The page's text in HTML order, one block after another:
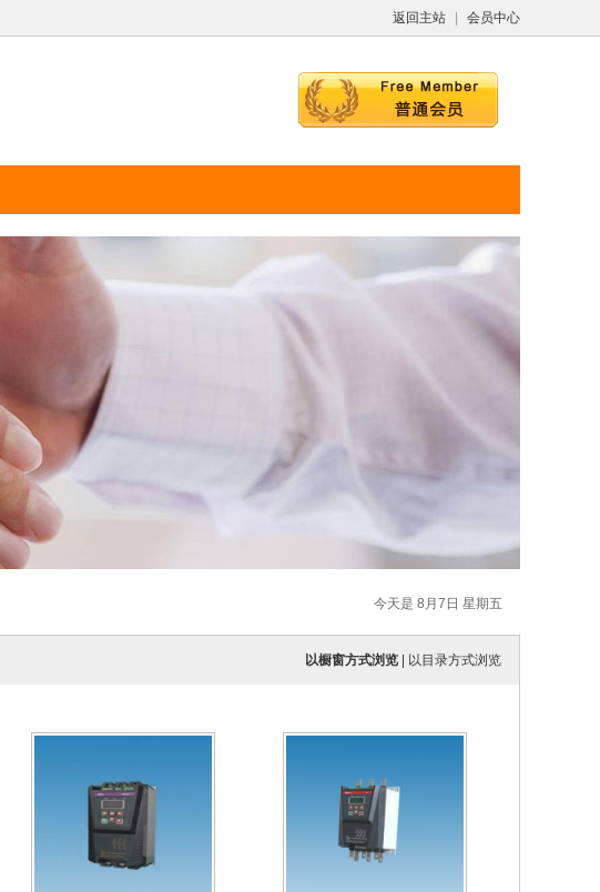
返回主站 会员中心
今天是 8月7日 星期五
以橱窗方式浏览 以目录方式浏览